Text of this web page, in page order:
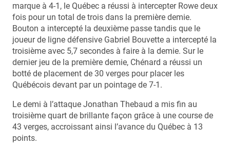
marque à 4-1, le Québec a réussi à intercepter Rowe deux
fois pour un total de trois dans la première demie.
Bouton a intercepté la deuxième passe tandis que le
joueur de ligne défensive Gabriel Bouvette a intercepté la
troisième avec 5,7 secondes à faire à la demie. Sur le
dernier jeu de la première demie, Chénard a réussi un
botté de placement de 30 verges pour placer les
Québécois devant par un pointage de 7-1.
Le demi à l’attaque Jonathan Thebaud a mis fin au
troisième quart de brillante façon grâce à une course de
43 verges, accroissant ainsi l’avance du Québec à 13
points.